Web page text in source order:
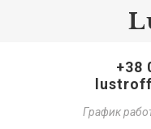
+38
График